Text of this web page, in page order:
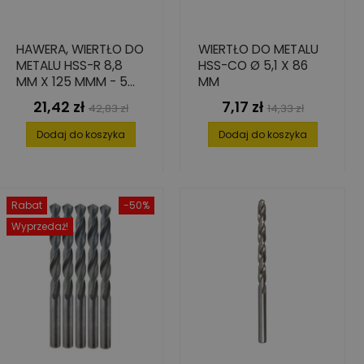
HAWERA, WIERTŁO DO
METALU HSS-R 8,8
MM X 125 MMM - 5
SZT.Cena
21,42 zł Cena
podstawowa
42,83 zł
Dodaj do koszyka
WIERTŁO DO METALU
HSS-CO Ø 5,1 X 86
MM
Cena
7,17 zł Cena
podstawowa
14,33 zł
Dodaj do koszyka
-50%
Rabat
Wyprzedaż!